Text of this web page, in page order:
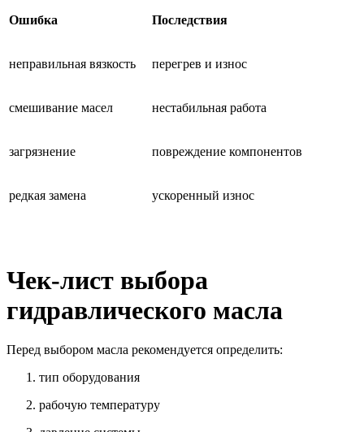
Ошибка Последствия
неправильная вязкость перегрев и износ
смешивание масел нестабильная работа
загрязнение повреждение компонентов
редкая замена ускоренный износ
Чек-лист выбора
гидравлического масла
Перед выбором масла рекомендуется определить:
тип оборудования
рабочую температуру